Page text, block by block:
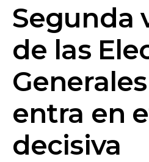
Segunda
de las
entra en
decisiva